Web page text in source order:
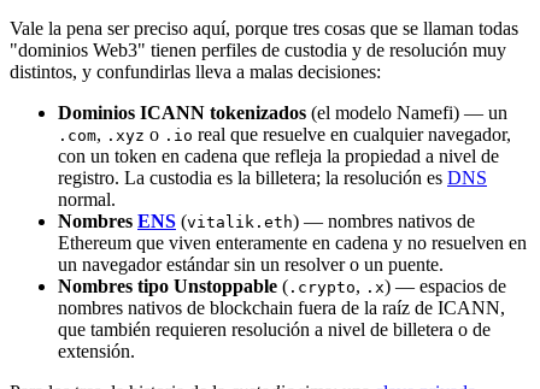
Vale la pena ser preciso aquí, porque tres cosas que se llaman todas
"dominios Web3" tienen perfiles de custodia y de resolución muy
distintos, y confundirlas lleva a malas decisiones:
Dominios ICANN tokenizados (el modelo Namefi) — un
.com, .xyz o .io real que resuelve en cualquier navegador,
con un token en cadena que refleja la propiedad a nivel de
registro. La custodia es la billetera; la resolución es DNS
normal.
Nombres ENS (vitalik.eth) — nombres nativos de
Ethereum que viven enteramente en cadena y no resuelven en
un navegador estándar sin un resolver o un puente.
Nombres tipo Unstoppable ( .crypto, .x) — espacios de
nombres nativos de blockchain fuera de la raíz de ICANN,
que también requieren resolución a nivel de billetera o de
extensión.